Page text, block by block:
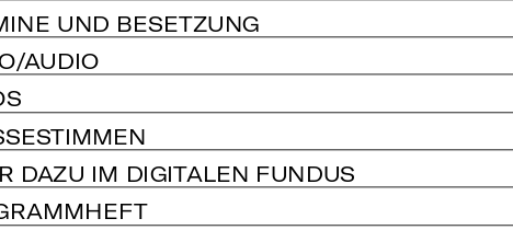
UND BESETZUNG
AUDIO
DAZU IM DIGITALEN FUNDUS